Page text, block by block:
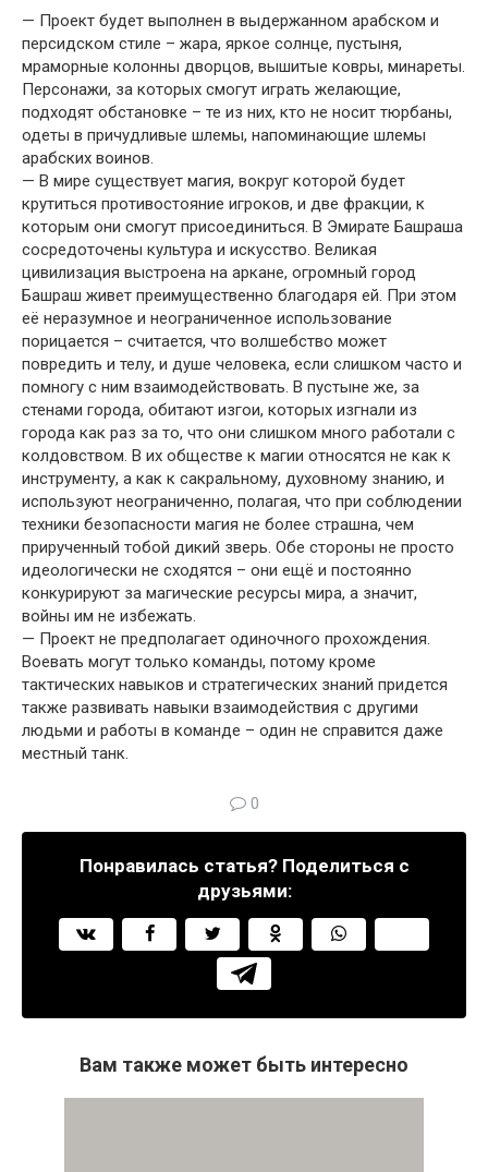
— Проект будет выполнен в выдержанном арабском и
персидском стиле – жара, яркое солнце, пустыня,
мраморные колонны дворцов, вышитые ковры, минареты.
Персонажи, за которых смогут играть желающие,
подходят обстановке – те из них, кто не носит тюрбаны,
одеты в причудливые шлемы, напоминающие шлемы
арабских воинов.
— В мире существует магия, вокруг которой будет
крутиться противостояние игроков, и две фракции, к
которым они смогут присоединиться. В Эмирате Башраша
сосредоточены культура и искусство. Великая
цивилизация выстроена на аркане, огромный город
Башраш живет преимущественно благодаря ей. При этом
её неразумное и неограниченное использование
порицается – считается, что волшебство может
повредить и телу, и душе человека, если слишком часто и
помногу с ним взаимодействовать. В пустыне же, за
стенами города, обитают изгои, которых изгнали из
города как раз за то, что они слишком много работали с
колдовством. В их обществе к магии относятся не как к
инструменту, а как к сакральному, духовному знанию, и
используют неограниченно, полагая, что при соблюдении
техники безопасности магия не более страшна, чем
прирученный тобой дикий зверь. Обе стороны не просто
идеологически не сходятся – они ещё и постоянно
конкурируют за магические ресурсы мира, а значит,
войны им не избежать.
— Проект не предполагает одиночного прохождения.
Воевать могут только команды, потому кроме
тактических навыков и стратегических знаний придется
также развивать навыки взаимодействия с другими
людьми и работы в команде – один не справится даже
местный танк.
0
Понравилась статья? Поделиться с
друзьями:
Вам также может быть интересно